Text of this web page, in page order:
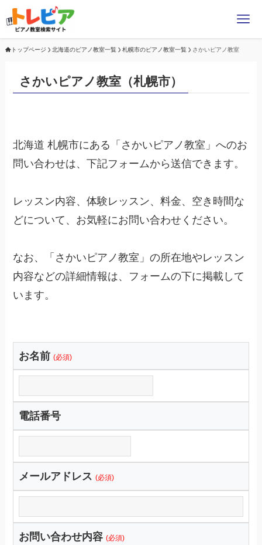
トップページ 北海道のピアノ教室一覧 札幌市のピアノ教室一覧 さかいピアノ教室
さかいピアノ教室（札幌市）
北海道 札幌市にある「さかいピアノ教室」へのお
問い合わせは、下記フォームから送信できます。
レッスン内容、体験レッスン、料金、空き時間な
どについて、お気軽にお問い合わせください。
なお、「さかいピアノ教室」の所在地やレッスン
内容などの詳細情報は、フォームの下に掲載して
います。
お名前 (必須)
電話番号
メールアドレス (必須)
お問い合わせ内容 (必須)